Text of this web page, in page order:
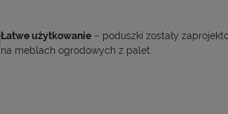
Łatwe użytkowanie – poduszki zostały
na meblach ogrodowych z palet.